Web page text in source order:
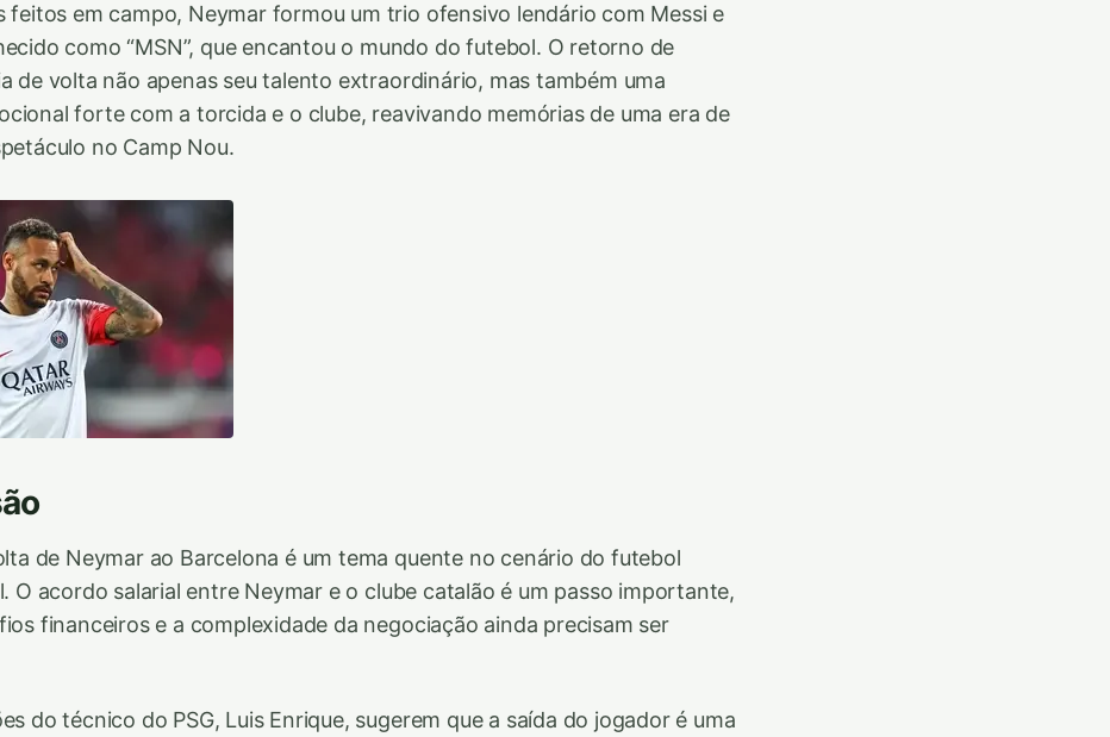
feitos em campo, Neymar formou um trio ofensivo lendário com Messi e
como “MSN”, que encantou o mundo do futebol. O retorno de
de volta não apenas seu talento extraordinário, mas também uma
forte com a torcida e o clube, reavivando memórias de uma era de
no Camp Nou.
de Neymar ao Barcelona é um tema quente no cenário do futebol
O acordo salarial entre Neymar e o clube catalão é um passo importante,
financeiros e a complexidade da negociação ainda precisam ser
do técnico do PSG, Luis Enrique, sugerem que a saída do jogador é uma